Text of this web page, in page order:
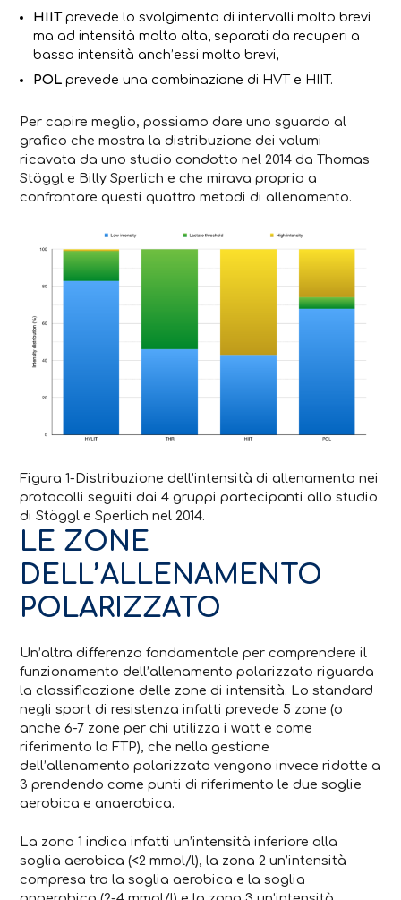
HIITprevede lo svolgimento di intervalli molto brevi
ma ad intensità molto alta, separati da recuperi a
bassa intensità anch’essi molto brevi,
POLprevede una combinazione di HVT e HIIT.
Per capire meglio, possiamo dare uno sguardo al
grafico che mostra la distribuzione dei volumi
ricavata da uno studio condotto nel 2014 da Thomas
Stöggl e Billy Sperlich e che mirava proprio a
confrontare questi quattro metodi di allenamento.
Figura 1-Distribuzione dell’intensità di allenamento nei
protocolli seguiti dai 4 gruppi partecipanti allo studio
di Stöggl e Sperlich nel 2014.
LE ZONE
DELL’ALLENAMENTO
POLARIZZATO
Un’altra differenza fondamentale per comprendere il
funzionamento dell’allenamento polarizzato riguarda
la classificazione delle zone di intensità. Lo standard
negli sport di resistenza infatti prevede 5 zone (o
anche 6-7 zone per chi utilizza i watt e come
riferimento la FTP), che nella gestione
dell’allenamento polarizzato vengono invece ridotte a
3 prendendo come punti di riferimento le due soglie
aerobica e anaerobica.
La zona 1 indica infatti un’intensità inferiore alla
soglia aerobica (<2 mmol/l), la zona 2 un’intensità
compresa tra la soglia aerobica e la soglia